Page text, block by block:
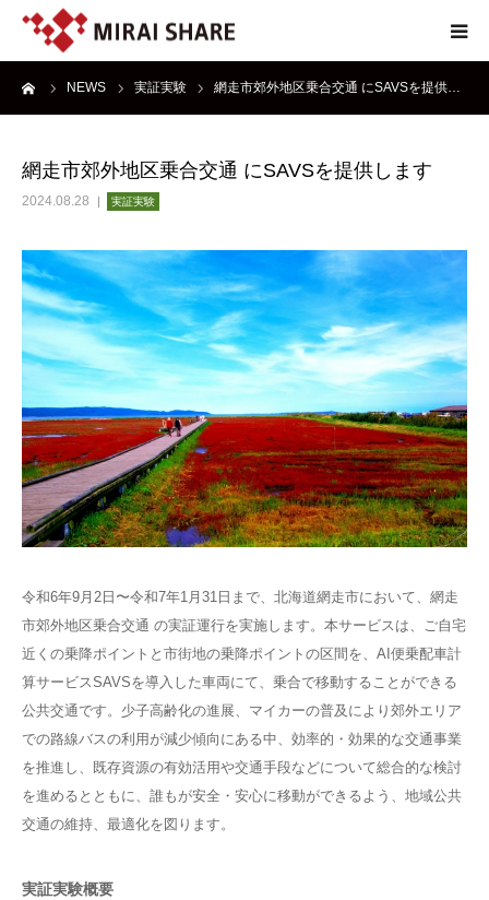
NEWS 実証実験 網走市郊外地区乗合交通 にSAVSを提供…
網走市郊外地区乗合交通 にSAVSを提供します
2024.08.28 実証実験
令和6年9月2日〜令和7年1月31日まで、北海道網走市において、網走
市郊外地区乗合交通 の実証運行を実施します。本サービスは、ご自宅
近くの乗降ポイントと市街地の乗降ポイントの区間を、AI便乗配車計
算サービスSAVSを導入した車両にて、乗合で移動することができる
公共交通です。少子高齢化の進展、マイカーの普及により郊外エリア
での路線バスの利用が減少傾向にある中、効率的・効果的な交通事業
を推進し、既存資源の有効活用や交通手段などについて総合的な検討
を進めるとともに、誰もが安全・安心に移動ができるよう、地域公共
交通の維持、最適化を図ります。
実証実験概要
NEWS
REPORT
ABOUT